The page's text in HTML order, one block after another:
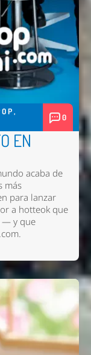
,
0
EN
acaba de
más
para lanzar
a hotteok que
— y que
.